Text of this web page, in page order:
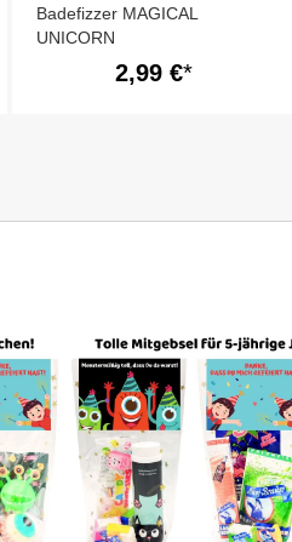
Badefizzer MAGICAL
UNICORN
2,99 €